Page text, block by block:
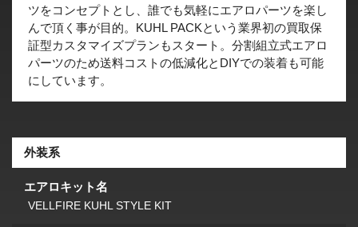
ツをコンセプトとし、誰でも気軽にエアロパーツを楽し
んで頂く事が目的。KUHL PACKという業界初の買取保
証型カスタマイズプランもスタート。分割組立式エアロ
パーツのため送料コストの低減化とDIYでの装着も可能
にしています。
外装系
エアロキット名
VELLFIRE KUHL STYLE KIT